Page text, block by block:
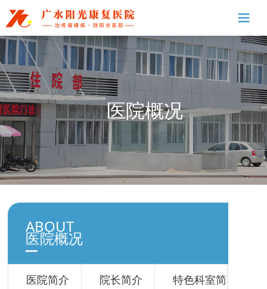
医院概况
ABOUT
医院概况
医院简介 院长简介 特色科室简